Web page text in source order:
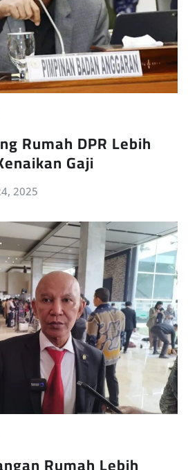
Rumah DPR Lebih
Gaji
2025